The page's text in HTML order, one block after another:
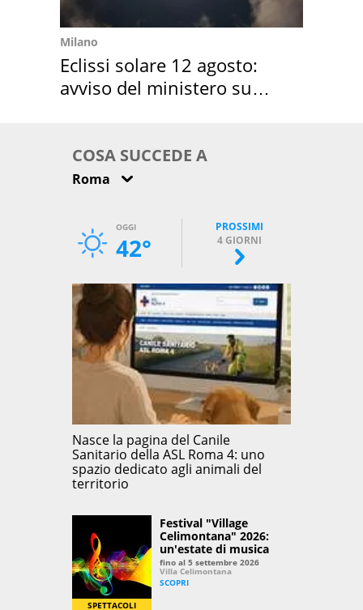
Milano
Eclissi solare 12 agosto:
avviso del ministero su